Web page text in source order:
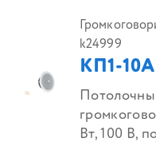
k24999
КП1-10А
Вт, 100 В,